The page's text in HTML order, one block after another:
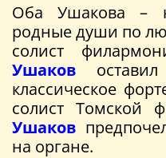
Оба Ушакова –
родные души по
солист
Ушаков
классическое
солист Томской
Ушаков
на органе.